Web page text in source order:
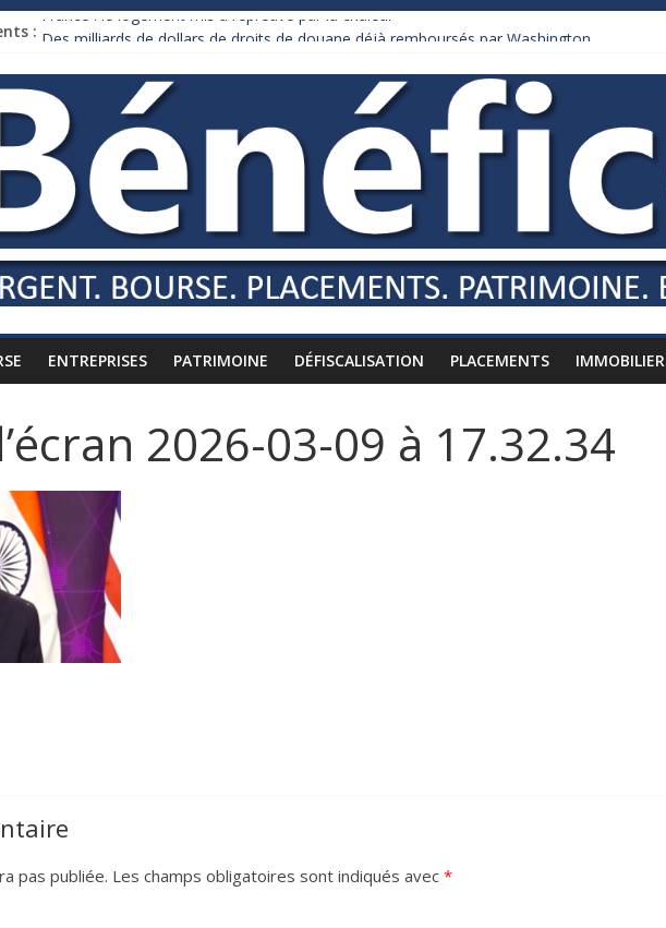
: France : le logement mis à l’épreuve par la chaleur
Royaume-Uni : Andy Burnham recule sur l’impôt
Xavier Niel, le milliardaire qui ne touche presque rien
Ruée des fortunes russes vers l’étranger
ENTREPRISES PATRIMOINE DÉFISCALISATION PLACEMENTS IMMOBILIER
2026-03-09 à 17.32.34
pas publiée. Les champs obligatoires sont indiqués avec *